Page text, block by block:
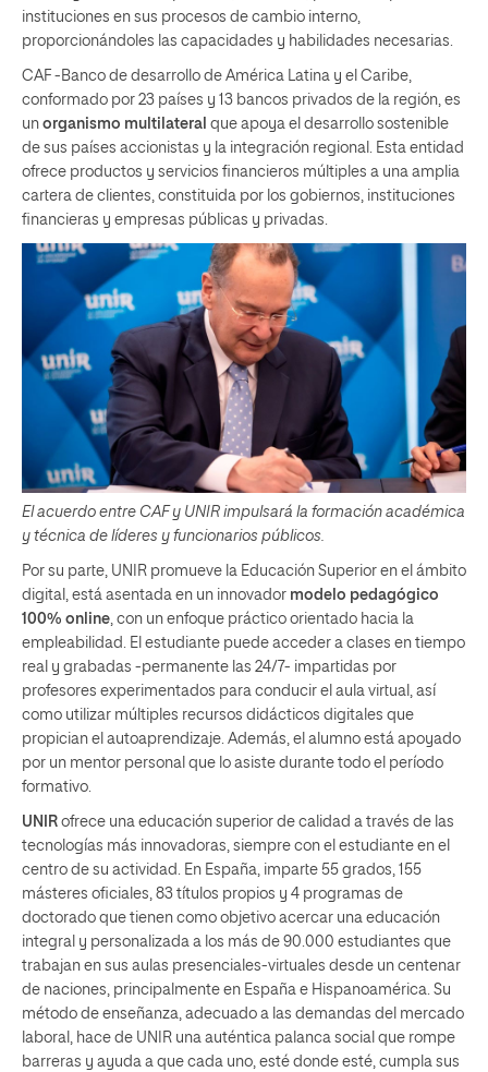
instituciones en sus procesos de cambio interno,
proporcionándoles las capacidades y habilidades necesarias.
CAF -Banco de desarrollo de América Latina y el Caribe,
conformado por 23 países y 13 bancos privados de la región, es
un organismo multilateral que apoya el desarrollo sostenible
de sus países accionistas y la integración regional. Esta entidad
ofrece productos y servicios financieros múltiples a una amplia
cartera de clientes, constituida por los gobiernos, instituciones
financieras y empresas públicas y privadas.
El acuerdo entre CAF y UNIR impulsará la formación académica
y técnica de líderes y funcionarios públicos.
Por su parte, UNIR promueve la Educación Superior en el ámbito
digital, está asentada en un innovador modelo pedagógico
100% online, con un enfoque práctico orientado hacia la
empleabilidad. El estudiante puede acceder a clases en tiempo
real y grabadas -permanente las 24/7- impartidas por
profesores experimentados para conducir el aula virtual, así
como utilizar múltiples recursos didácticos digitales que
propician el autoaprendizaje. Además, el alumno está apoyado
por un mentor personal que lo asiste durante todo el período
formativo.
UNIR ofrece una educación superior de calidad a través de las
tecnologías más innovadoras, siempre con el estudiante en el
centro de su actividad. En España, imparte 55 grados, 155
másteres oficiales, 83 títulos propios y 4 programas de
doctorado que tienen como objetivo acercar una educación
integral y personalizada a los más de 90.000 estudiantes que
trabajan en sus aulas presenciales-virtuales desde un centenar
de naciones, principalmente en España e Hispanoamérica. Su
método de enseñanza, adecuado a las demandas del mercado
laboral, hace de UNIR una auténtica palanca social que rompe
barreras y ayuda a que cada uno, esté donde esté, cumpla sus